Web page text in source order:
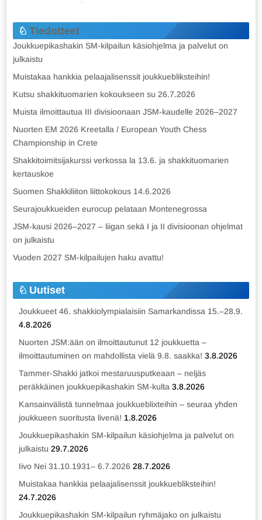
Tiedotteet
Joukkuepikashakin SM-kilpailun käsiohjelma ja palvelut on
julkaistu
Muistakaa hankkia pelaajalisenssit joukkuebliksteihin!
Kutsu shakkituomarien kokoukseen su 26.7.2026
Muista ilmoittautua III divisioonaan JSM-kaudelle 2026–2027
Nuorten EM 2026 Kreetalla / European Youth Chess
Championship in Crete
Shakkitoimitsijakurssi verkossa la 13.6. ja shakkituomarien
kertauskoe
Suomen Shakkiliiton liittokokous 14.6.2026
Seurajoukkueiden eurocup pelataan Montenegrossa
JSM-kausi 2026–2027 – liigan sekä I ja II divisioonan ohjelmat
on julkaistu
Vuoden 2027 SM-kilpailujen haku avattu!
Uutiset
Joukkueet 46. shakkiolympialaisiin Samarkandissa 15.–28.9.
4.8.2026
Nuorten JSM:ään on ilmoittautunut 12 joukkuetta –
ilmoittautuminen on mahdollista vielä 9.8. saakka! 3.8.2026
Tammer-Shakki jatkoi mestaruusputkeaan – neljäs
peräkkäinen joukkuepikashakin SM-kulta 3.8.2026
Kansainvälistä tunnelmaa joukkueblixteihin – seuraa yhden
joukkueen suoritusta livenä! 1.8.2026
Joukkuepikashakin SM-kilpailun käsiohjelma ja palvelut on
julkaistu 29.7.2026
Iivo Nei 31.10.1931– 6.7.2026 28.7.2026
Muistakaa hankkia pelaajalisenssit joukkuebliksteihin!
24.7.2026
Joukkuepikashakin SM-kilpailun ryhmäjako on julkaistu